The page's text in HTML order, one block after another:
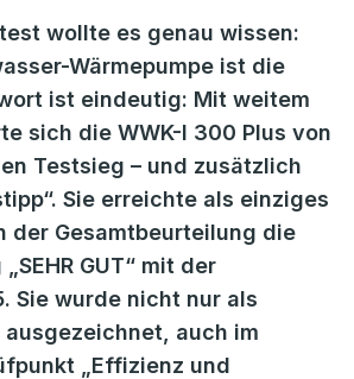
wollte es genau wissen:
Wärmepumpe ist die
ist eindeutig: Mit weitem
sich die WWK-I 300 Plus von
Testsieg – und zusätzlich
Sie erreichte als einziges
der Gesamtbeurteilung die
GUT“ mit der
Sie wurde nicht nur als
auch im
„Effizienz und